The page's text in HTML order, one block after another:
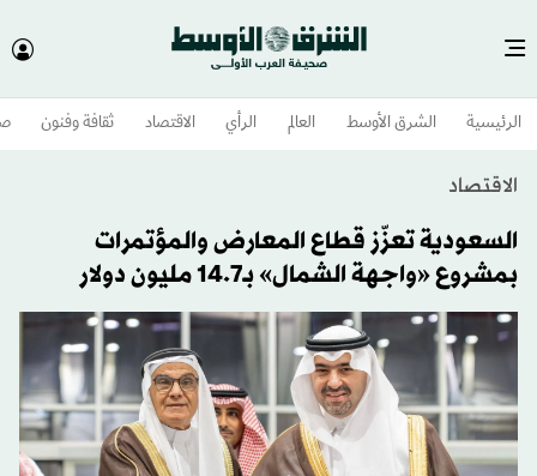
الرئيسية الشرق الأوسط​ العالم الرأي الاقتصاد ثقافة وفنون
الاقتصاد
السعودية تعزّز قطاع المعارض والمؤتمرات
بمشروع «واجهة الشمال» بـ14.7 مليون دولار